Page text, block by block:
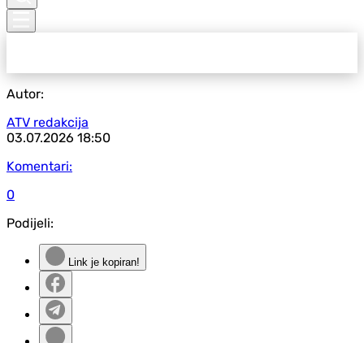
Autor:
ATV redakcija
03.07.2026 18:50
Komentari:
0
Podijeli:
Link je kopiran!